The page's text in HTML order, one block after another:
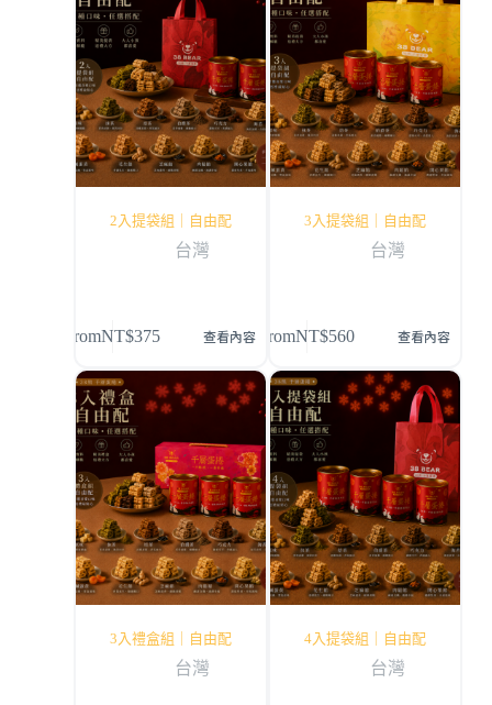
2入提袋組｜自由配
台灣
FromNT$375 查看內容
3入提袋組｜自由配
台灣
FromNT$560 查看內容
3入禮盒組｜自由配
台灣
4入提袋組｜自由配
台灣